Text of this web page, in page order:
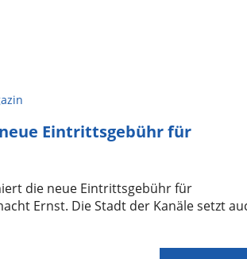
Eintrittsgebühr für
die neue Eintrittsgebühr für
Ernst. Die Stadt der Kanäle setzt